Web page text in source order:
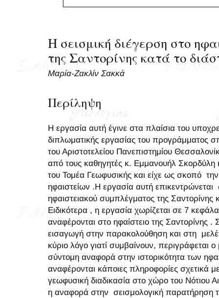
Η σεισμική διέγερση στο
της Σαντορίνης κατά το
Μαρία-Ζακλίν Σακκά
Περίληψη
Η εργασία αυτή έγινε στα πλαίσια του
διπλωματικής εργασίας του προγράμματος
του Αριστοτελείου Πανεπιστημίου
από τους καθηγητές κ. Εμμανουήλ
του Τομέα Γεωφυσικής και είχε ως σκοπό
ηφαιστείων .Η εργασία αυτή επικεντρώνεται
ηφαιστειακού συμπλέγματος της Σαντορίνης
Ειδικότερα , η εργασία χωρίζεται σε 7
αναφέρονται στο ηφαίστειο της Σαντορίνης .
εισαγωγή στην παρακολούθηση και στη
κύριο λόγο γιατί συμβαίνουν, περιγράφεται
σύντομη αναφορά στην ιστορικότητα των
αναφέρονται κάποιες πληροφορίες σχετικά
γεωφυσική διαδικασία στο χώρο του Νότιου
η αναφορά στην σεισμολογική παρατήρηση